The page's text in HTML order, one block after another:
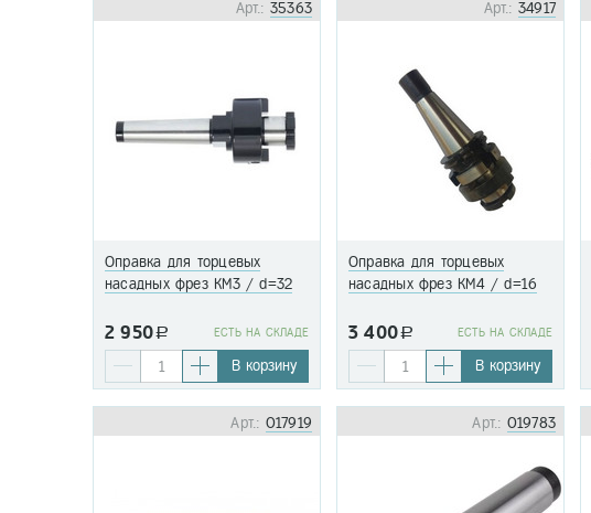
Арт.: 35363
Оправка для торцевых
насадных фрез КМ3 / d=32
2 950a EСТЬ НА СКЛАДЕ
В корзину
Арт.: 34917
Оправка для торцевых
насадных фрез КМ4 / d=16
3 400a EСТЬ НА СКЛАДЕ
В корзину
Арт.: 017919 Арт.: 019783